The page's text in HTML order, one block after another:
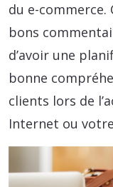
du e-
bons
d’avoir une
bonne
clients lors de
Internet ou